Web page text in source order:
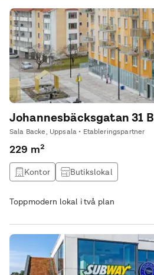
Johannesbäcksgatan 31 B
Sala Backe, Uppsala • Etableringspartner
229 m²
Kontor Butikslokal
Toppmodern lokal i två plan